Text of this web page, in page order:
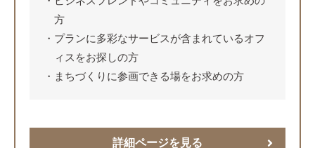
ビジネスフレンドやコミュニティをお求めの
方
プランに多彩なサービスが含まれているオフ
ィスをお探しの方